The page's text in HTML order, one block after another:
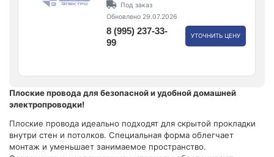
Под заказ
Обновлено 29.07.2026
8 (995) 237-33-
99
УТОЧНИТЬ ЦЕНУ
Плоские провода для безопасной и удобной домашней
электропроводки!
Плоские провода идеально подходят для скрытой прокладки
внутри стен и потолков. Специальная форма облегчает
монтаж и уменьшает занимаемое пространство.